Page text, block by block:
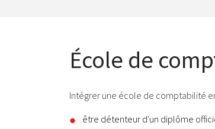
École de
Intégrer une école de comptabilité
être détenteur d'un diplôme